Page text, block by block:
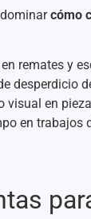
cómo
remates y
desperdicio
visual en
en trabajos